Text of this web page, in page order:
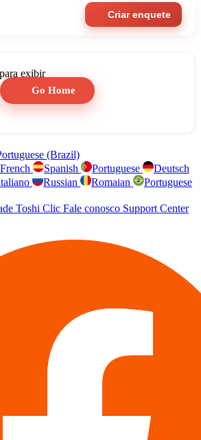
Criar enquete
Go Home
(Brazil)
French Spanish Portuguese
Deutsch
Russian Romaian
Portuguese
Toshi Clic Fale conosco Support Center